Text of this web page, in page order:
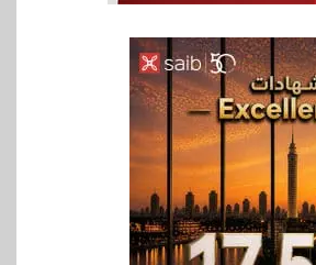
اخبار
غرفة القاهرة تنظم ندوة إلكترونية
لدعم الصادرات وتحقيق
مستهدفات رؤية مصر 2030
بنوك